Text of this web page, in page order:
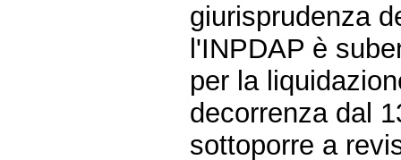
giurisprudenza
l'INPDAP è
per la
decorrenza dal
sottoporre a